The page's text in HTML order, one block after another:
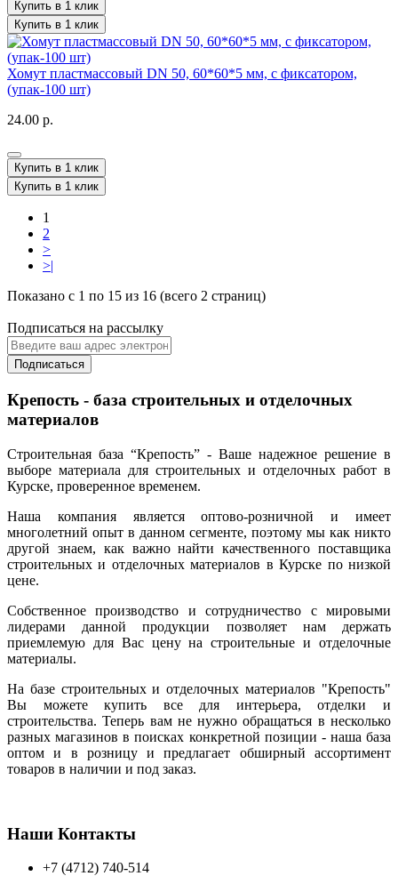
Купить в 1 клик
Купить в 1 клик
Хомут пластмассовый DN 50, 60*60*5 мм, с фиксатором,
(упак-100 шт)
24.00 р.
Купить в 1 клик
Купить в 1 клик
1
2
>
>|
Показано с 1 по 15 из 16 (всего 2 страниц)
Подписаться на рассылку
Подписаться
Крепость - база строительных и отделочных
материалов
Строительная база “Крепость” - Ваше надежное решение в
выборе материала для строительных и отделочных работ в
Курске, проверенное временем.
Наша компания является оптово-розничной и имеет
многолетний опыт в данном сегменте, поэтому мы как никто
другой знаем, как важно найти качественного поставщика
строительных и отделочных материалов в Курске по низкой
цене.
Собственное производство и сотрудничество с мировыми
лидерами данной продукции позволяет нам держать
приемлемую для Вас цену на строительные и отделочные
материалы.
На базе строительных и отделочных материалов "Крепость"
Вы можете купить все для интерьера, отделки и
строительства. Теперь вам не нужно обращаться в несколько
разных магазинов в поисках конкретной позиции - наша база
оптом и в розницу и предлагает обширный ассортимент
товаров в наличии и под заказ.
Наши Контакты
+7 (4712) 740-514